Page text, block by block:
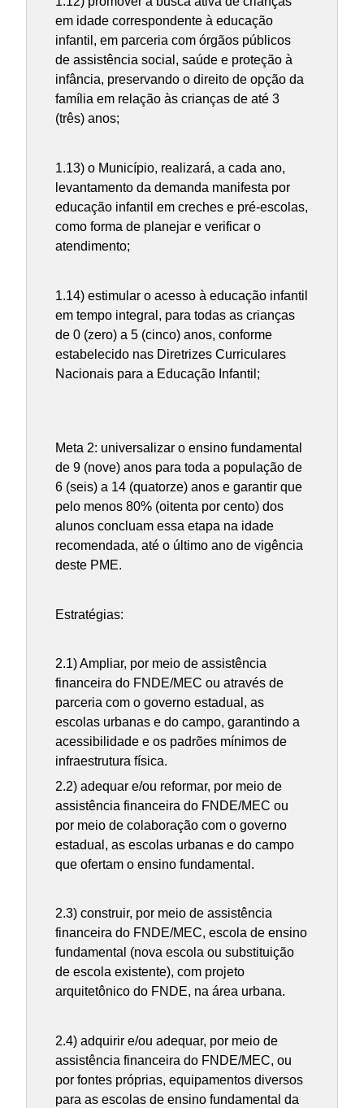
em idade correspondente à educação
infantil, em parceria com órgãos públicos
de assistência social, saúde e proteção à
infância, preservando o direito de opção da
família em relação às crianças de até 3
(três) anos;
1.13) o Município, realizará, a cada ano,
levantamento da demanda manifesta por
educação infantil em creches e pré-escolas,
como forma de planejar e verificar o
atendimento;
1.14) estimular o acesso à educação infantil
em tempo integral, para todas as crianças
de 0 (zero) a 5 (cinco) anos, conforme
estabelecido nas Diretrizes Curriculares
Nacionais para a Educação Infantil;
Meta 2: universalizar o ensino fundamental
de 9 (nove) anos para toda a população de
6 (seis) a 14 (quatorze) anos e garantir que
pelo menos 80% (oitenta por cento) dos
alunos concluam essa etapa na idade
recomendada, até o último ano de vigência
deste PME.
Estratégias:
2.1) Ampliar, por meio de assistência
financeira do FNDE/MEC ou através de
parceria com o governo estadual, as
escolas urbanas e do campo, garantindo a
acessibilidade e os padrões mínimos de
infraestrutura física.
2.2) adequar e/ou reformar, por meio de
assistência financeira do FNDE/MEC ou
por meio de colaboração com o governo
estadual, as escolas urbanas e do campo
que ofertam o ensino fundamental.
2.3) construir, por meio de assistência
financeira do FNDE/MEC, escola de ensino
fundamental (nova escola ou substituição
de escola existente), com projeto
arquitetônico do FNDE, na área urbana.
2.4) adquirir e/ou adequar, por meio de
assistência financeira do FNDE/MEC, ou
por fontes próprias, equipamentos diversos
para as escolas de ensino fundamental da